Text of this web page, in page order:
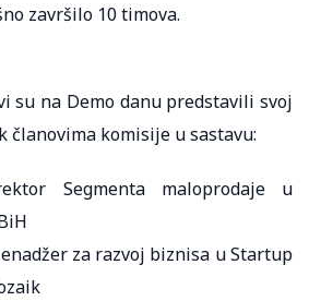
završilo 10 timova.
su na Demo danu predstavili svoj
članovima komisije u sastavu:
Segmenta maloprodaje u
za razvoj biznisa u Startup